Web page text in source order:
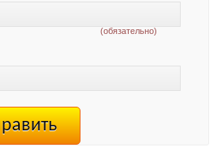
(обязательно)